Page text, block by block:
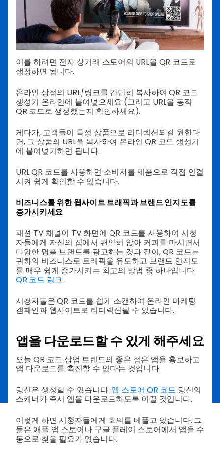
이를 하려면 전자 상거래 스토어의 URL을 QR 코드로
생성하면 됩니다.
온라인 상점의 URL/링크를 간단히 복사하여 QR 코드
생성기 온라인에 붙여넣으세요 (그리고 URL을 동적
QR 코드로 생성했는지 확인하세요).
게다가, 고객들이 특정 상품으로 리디렉션되길 원한다
면, 그 상품의 URL을 복사하여 온라인 QR 코드 생성기
에 붙여넣기하면 됩니다.
URL QR 코드를 사용하면 소비자를 제품으로 직접 연결
시켜 쉽게 확인할 수 있습니다.
비즈니스를 위한 웹사이트 트래픽과 브랜드 인지도를
증가시키세요
패션 TV 채널이 TV 화면에 QR 코드를 사용하여 시청
자들에게 자신의 집에서 편안히 앉아 커피를 마시면서
다양한 명품 브랜드를 광고하는 것과 같이, QR 코드는
귀하의 비즈니스로 트래픽을 유도하고 브랜드 인지도
를 매우 쉽게 증가시키는 최고의 방법 중 하나입니다.
QR 코드 링크 .
시청자들은 QR 코드를 쉽게 스캔하여 온라인 마케팅
캠페인과 웹사이트로 리디렉션될 수 있습니다.
앱을 다운로드할 수 있게 해주세요
오늘 QR 코드 상업 트렌드의 좋은 점은 앱을 홍보하고
앱 다운로드를 촉진할 수 있다는 것입니다.
당신은 생성할 수 있습니다. 앱 스토어 QR 코드 당신의
스캐너가 즉시 앱을 다운로드하도록 이끌 것입니다.
이렇게 하면 시청자들에게 호의를 베풀고 있습니다. 그
들은 애플 앱 스토어나 구글 플레이 스토어에서 앱을 수
동으로 찾을 필요가 없습니다.